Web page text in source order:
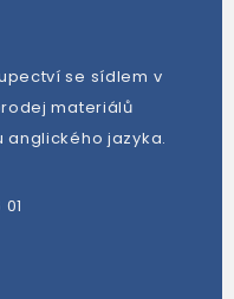
se sídlem v
materiálů
anglického jazyka.